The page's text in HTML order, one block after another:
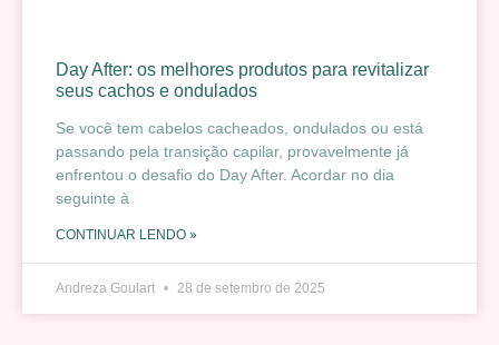
Day After: os melhores produtos para revitalizar
seus cachos e ondulados
Se você tem cabelos cacheados, ondulados ou está
passando pela transição capilar, provavelmente já
enfrentou o desafio do Day After. Acordar no dia
seguinte à
CONTINUAR LENDO »
Andreza Goulart 28 de setembro de 2025